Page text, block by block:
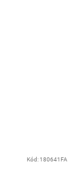
Kód: 180641FA